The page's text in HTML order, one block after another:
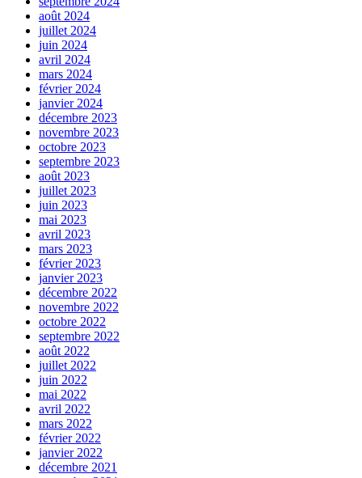
août 2024
juillet 2024
juin 2024
avril 2024
mars 2024
février 2024
janvier 2024
décembre 2023
novembre 2023
octobre 2023
septembre 2023
août 2023
juillet 2023
juin 2023
mai 2023
avril 2023
mars 2023
février 2023
janvier 2023
décembre 2022
novembre 2022
octobre 2022
septembre 2022
août 2022
juillet 2022
juin 2022
mai 2022
avril 2022
mars 2022
février 2022
janvier 2022
décembre 2021